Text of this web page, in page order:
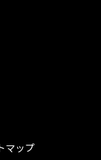
マップ